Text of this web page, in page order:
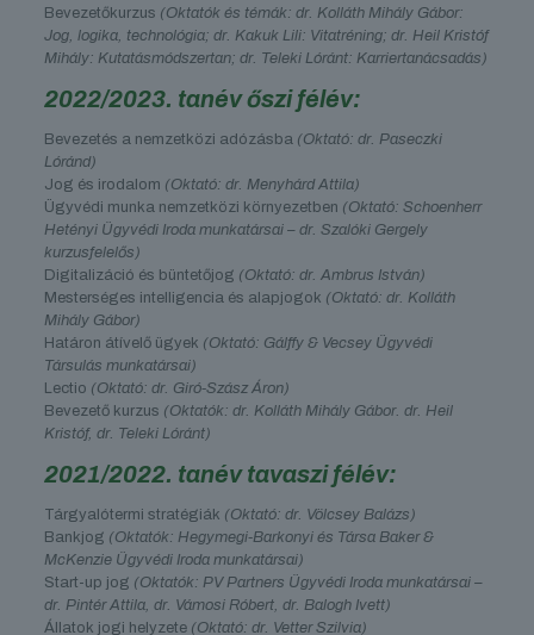
Bevezetőkurzus (Oktatók és témák: dr. Kolláth Mihály Gábor:
Jog, logika, technológia; dr. Kakuk Lili: Vitatréning; dr. Heil Kristóf
Mihály: Kutatásmódszertan; dr. Teleki Lóránt: Karriertanácsadás)
2022/2023. tanév őszi félév:
Bevezetés a nemzetközi adózásba (Oktató: dr. Paseczki
Lóránd)
Jog és irodalom (Oktató: dr. Menyhárd Attila)
Ügyvédi munka nemzetközi környezetben (Oktató: Schoenherr
Hetényi Ügyvédi Iroda munkatársai – dr. Szalóki Gergely
kurzusfelelős)
Digitalizáció és büntetőjog (Oktató: dr. Ambrus István)
Mesterséges intelligencia és alapjogok (Oktató: dr. Kolláth
Mihály Gábor)
Határon átívelő ügyek (Oktató: Gálffy & Vecsey Ügyvédi
Társulás munkatársai)
Lectio (Oktató: dr. Giró-Szász Áron)
Bevezető kurzus (Oktatók: dr. Kolláth Mihály Gábor. dr. Heil
Kristóf, dr. Teleki Lóránt)
2021/2022. tanév tavaszi félév:
Tárgyalótermi stratégiák (Oktató: dr. Völcsey Balázs)
Bankjog (Oktatók: Hegymegi-Barkonyi és Társa Baker &
McKenzie Ügyvédi Iroda munkatársai)
Start-up jog (Oktatók: PV Partners Ügyvédi Iroda munkatársai –
dr. Pintér Attila, dr. Vámosi Róbert, dr. Balogh Ivett)
Állatok jogi helyzete (Oktató: dr. Vetter Szilvia)